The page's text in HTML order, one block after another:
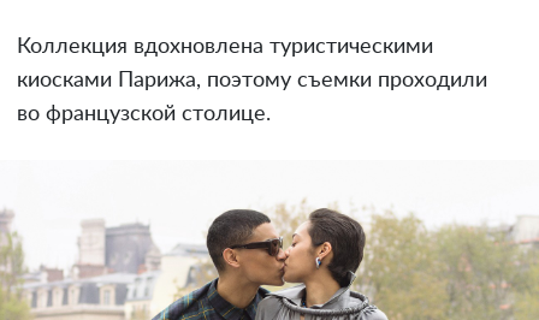
Коллекция вдохновлена туристическими
киосками Парижа, поэтому съемки проходили
во французской столице.